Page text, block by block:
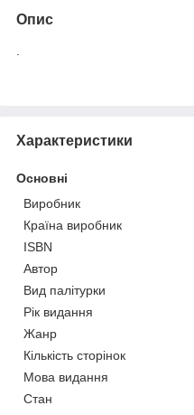
Опис
Характеристики
Основні
Виробник
Країна виробник
ISBN
Автор
Вид палітурки
Рік видання
Жанр
Кількість сторінок
Мова видання
Стан